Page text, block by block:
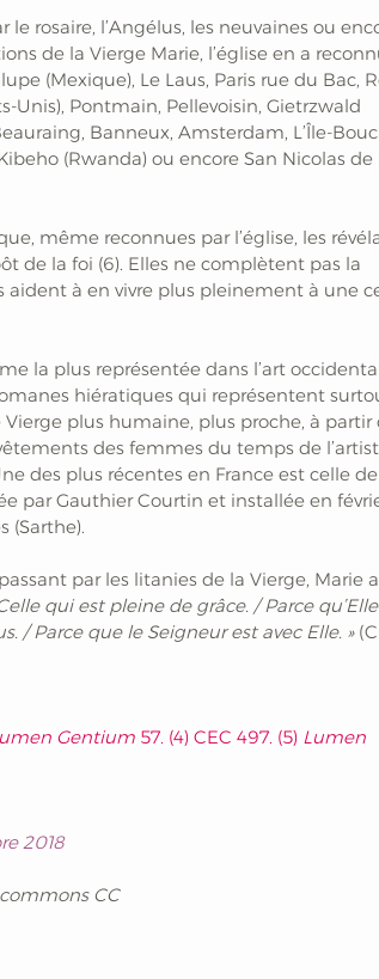
le rosaire, l’Angélus, les neuvaines ou
de la Vierge Marie, l’église en a
(Mexique), Le Laus, Paris rue du Bac,
Unis), Pontmain, Pellevoisin, Gietrzwald
Banneux, Amsterdam, L’Île-
(Rwanda) ou encore San Nicolas de
même reconnues par l’église, les
de la foi (6). Elles ne complètent pas la
aident à en vivre plus pleinement à une
la plus représentée dans l’art
hiératiques qui représentent
plus humaine, plus proche, à partir
des femmes du temps de
des plus récentes en France est celle de
par Gauthier Courtin et installée en
(Sarthe).
par les litanies de la Vierge, Marie
qui est pleine de grâce. / Parce
/ Parce que le Seigneur est avec Elle. »
Gentium 57. (4) CEC 497. (5) Lumen
2018
CC